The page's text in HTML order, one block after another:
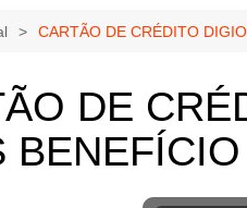
CARTÃO DE CRÉDITO
DE
BENEFÍCIO